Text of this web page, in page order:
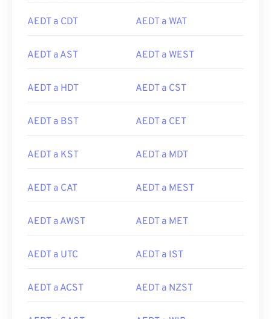
AEDT a CDT AEDT a WAT
AEDT a AST AEDT a WEST
AEDT a HDT AEDT a CST
AEDT a BST AEDT a CET
AEDT a KST AEDT a MDT
AEDT a CAT AEDT a MEST
AEDT a AWST AEDT a MET
AEDT a UTC AEDT a IST
AEDT a ACST AEDT a NZST